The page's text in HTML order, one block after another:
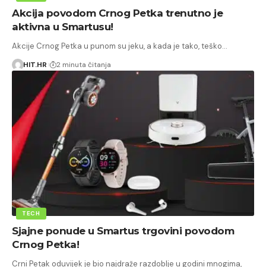
Akcija povodom Crnog Petka trenutno je
aktivna u Smartusu!
Akcije Crnog Petka u punom su jeku, a kada je tako, teško…
HIT.HR 2 minuta čitanja
TECH
Sjajne ponude u Smartus trgovini povodom
Crnog Petka!
Crni Petak oduvijek je bio najdraže razdoblje u godini mnogima,